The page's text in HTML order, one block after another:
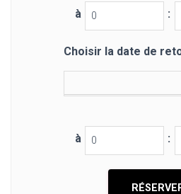
à :
Choisir la date de
à :